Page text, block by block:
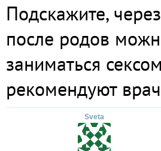
Подскажите,
после родов
заниматься
рекомендуют
Sveta